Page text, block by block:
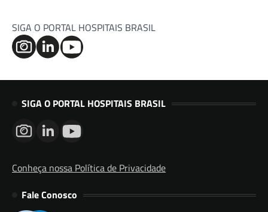
SIGA O PORTAL HOSPITAIS BRASIL
SIGA O PORTAL HOSPITAIS BRASIL
Conheça nossa Política de Privacidade
Fale Conosco